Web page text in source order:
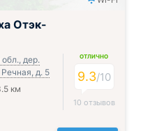
обед и ужин
Отэк-
дер.
д. 5
км
ОТЛИЧНО
9.3/10
10 отзывов